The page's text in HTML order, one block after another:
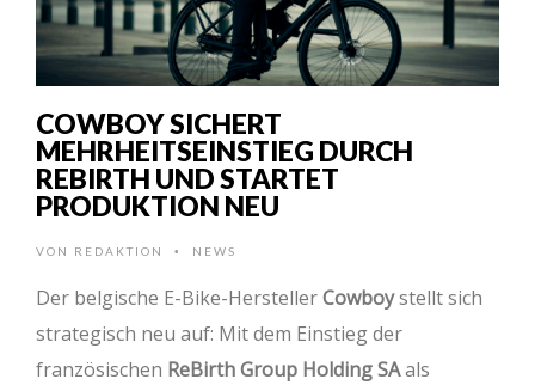
COWBOY SICHERT
MEHRHEITSEINSTIEG DURCH
REBIRTH UND STARTET
PRODUKTION NEU
VON REDAKTION • NEWS
Der belgische E-Bike-HerstellerCowboystellt sich
strategisch neu auf: Mit dem Einstieg der
französischen ReBirth Group Holding SAals